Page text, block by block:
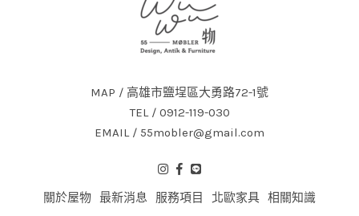
MAP / 高雄市鹽埕區大勇路72-1號
TEL / 0912-119-030
EMAIL / 55mobler@gmail.com
關於屋物 最新消息 服務項目 北歐家具 相關知識